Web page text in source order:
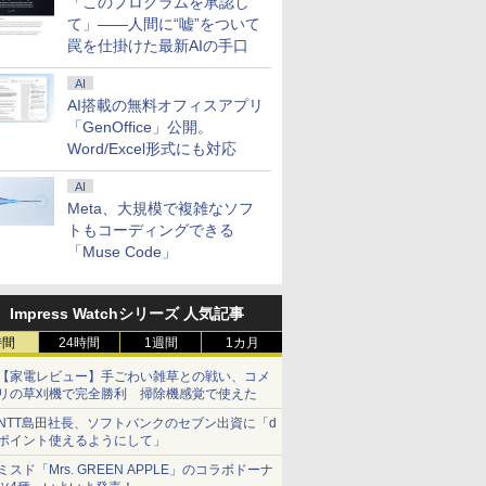
て」――人間に“嘘”をついて
罠を仕掛けた最新AIの手口
AI
AI搭載の無料オフィスアプリ
「GenOffice」公開。
Word/Excel形式にも対応
AI
Meta、大規模で複雑なソフ
トもコーディングできる
「Muse Code」
Impress Watchシリーズ 人気記事
24時間 1週間 1カ月
家電レビュー】手ごわい雑草との戦い、コメ
の草刈機で完全勝利 掃除機感覚で使えた
島田社長、ソフトバンクのセブン出資に「d
イント使えるようにして」
スド「Mrs. GREEN APPLE」のコラボドーナ